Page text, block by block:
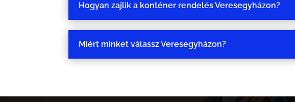
Hogyan zajlik a konténer rendelés Veresegyházon?
Miért minket válassz Veresegyházon?